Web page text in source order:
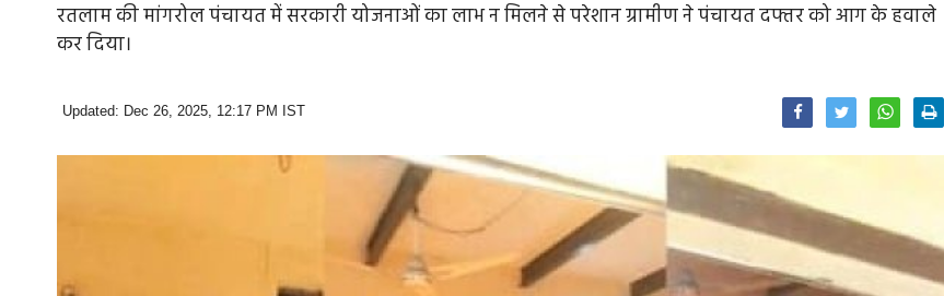
रतलाम की मांगरोल पंचायत में सरकारी योजनाओं का लाभ न मिलने से परेशान ग्रामीण ने पंचायत दफ्तर को आग के हवाले
कर दिया।
Updated: Dec 26, 2025, 12:17 PM IST